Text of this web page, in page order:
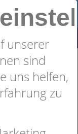
unserer
sind
uns helfen,
zu
2Produkte